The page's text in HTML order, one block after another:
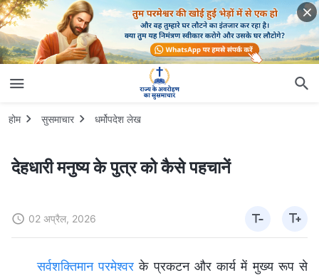
होम सुसमाचार धर्मोपदेश लेख
देहधारी मनुष्य के पुत्र को कैसे पहचानें
02 अप्रैल, 2026
सर्वशक्तिमान परमेश्वर के प्रकटन और कार्य में मुख्य रूप से